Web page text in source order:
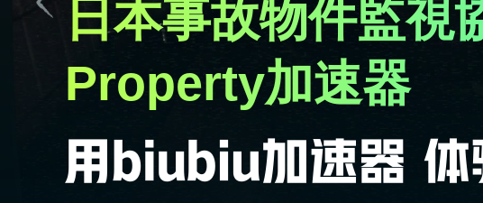
日本事故物件監
Property加速器